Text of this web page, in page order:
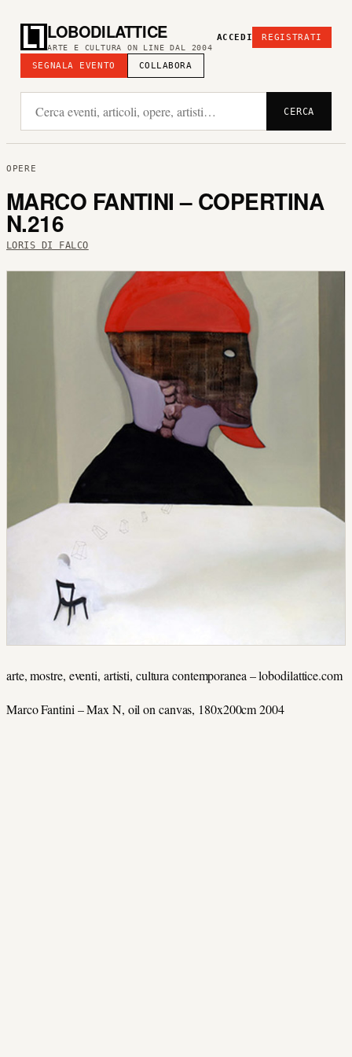
LOBODILATTICE
ARTE E CULTURA ON LINE DAL 2004
SEGNALA EVENTO COLLABORA
ACCEDI REGISTRATI
CERCA
OPERE
MARCO FANTINI – COPERTINA
N.216
LORIS DI FALCO
arte, mostre, eventi, artisti, cultura contemporanea – lobodilattice.com
Marco Fantini – Max N, oil on canvas, 180x200cm 2004